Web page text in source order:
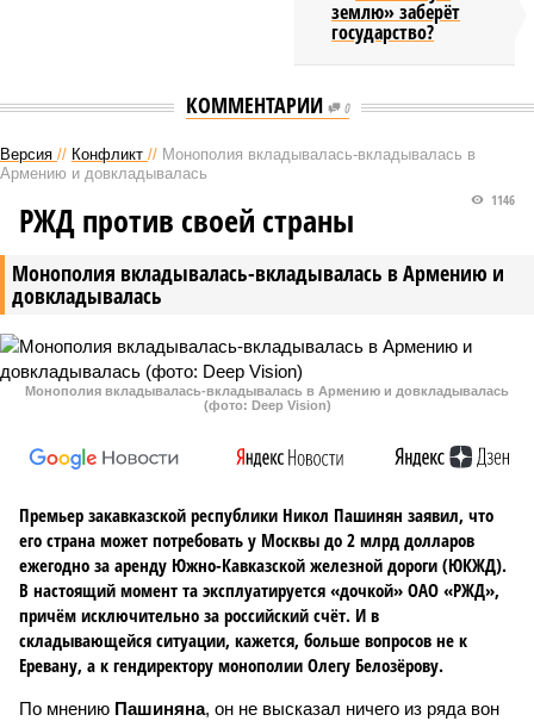
землю» заберёт
государство?
КОММЕНТАРИИ 0
Версия // Конфликт // Монополия вкладывалась-вкладывалась в
Армению и довкладывалась
Монополия вкладывалась-вкладывалась в Армению и
довкладывалась
1146
РЖД против своей страны
Монополия вкладывалась-вкладывалась в Армению и довкладывалась
(фото: Deep Vision)
Премьер закавказской республики Никол Пашинян заявил, что
его страна может потребовать у Москвы до 2 млрд долларов
ежегодно за аренду Южно-Кавказской железной дороги (ЮКЖД).
В настоящий момент та эксплуатируется «дочкой» ОАО «РЖД»,
причём исключительно за российский счёт. И в
складывающейся ситуации, кажется, больше вопросов не к
Еревану, а к гендиректору монополии Олегу Белозёрову.
По мнению Пашиняна, он не высказал ничего из ряда вон